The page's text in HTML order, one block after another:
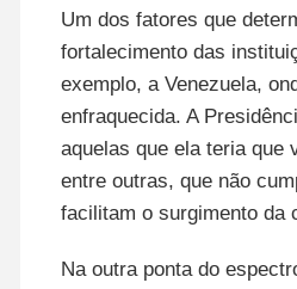
Um dos fatores que
fortalecimento das
exemplo, a Venezuela,
enfraquecida. A
aquelas que ela teria que
entre outras, que não
facilitam o surgimento da
Na outra ponta do